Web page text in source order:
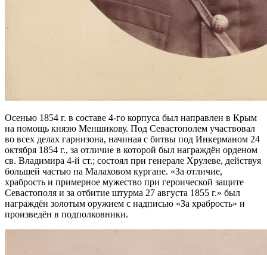
Осенью 1854 г. в составе 4-го корпуса был направлен в Крым
на помощь князю Меншикову. Под Севастополем участвовал
во всех делах гарнизона, начиная с битвы под Инкерманом 24
октября 1854 г., за отличие в которой был награждён орденом
св. Владимира 4-й ст.; состоял при генерале Хрулеве, действуя
большей частью на Малаховом кургане. «За отличие,
храбрость и примерное мужество при героической защите
Севастополя и за отбитие штурма 27 августа 1855 г.» был
награждён золотым оружием с надписью «За храбрость» и
произведён в подполковники.